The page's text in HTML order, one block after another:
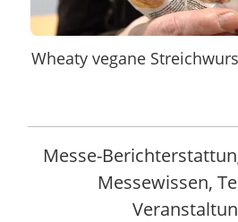
Wheaty vegane
Messe-
Messewissen,